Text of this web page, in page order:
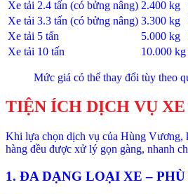
Xe tải 2.4 tấn (có bửng nâng) 2.400 kg
Xe tải 3.3 tấn (có bửng nâng) 3.300 kg
Xe tải 5 tấn
5.000 kg
Xe tải 10 tấn
10.000 kg
Mức giá có thể thay đổi tùy theo
TIỆN ÍCH DỊCH VỤ
Khi lựa chọn dịch vụ của Hùng Vương,
hàng đều được xử lý gọn gàng, nhanh
1. ĐA DẠNG LOẠI XE –